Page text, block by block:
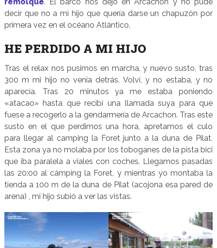
decir que no a mi hijo que quería darse un chapuzón por
primera vez en el océano Atlántico.
HE PERDIDO A MI HIJO
Tras el relax nos pusimos en marcha, y nuevo susto, tras
300 m mi hijo no venia detrás. Volví, y no estaba, y no
aparecía. Tras 20 minutos ya me estaba poniendo
«atacao» hasta que recibí una llamada suya para que
fuese a recogerlo a la gendarmería de Arcachon. Tras este
susto en el que perdimos una hora, apretamos el culo
para llegar al camping la Foret junto a la duna de Pilat.
Esta zona ya no molaba por los toboganes de la pista bici
que iba paralela a viales con coches. Llegamos pasadas
las 20:00 al cámping la Foret, y mientras yo montaba la
tienda a 100 m de la duna de Pilat (acojona esa pared de
arena) , mi hijo subió a ver las vistas.